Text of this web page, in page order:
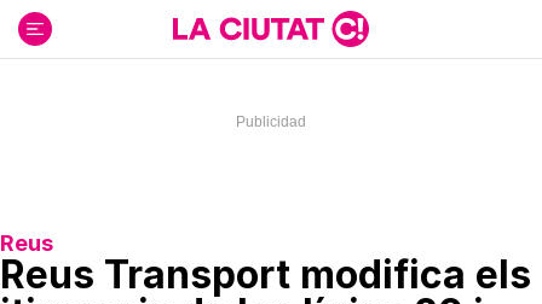
contenido
Reus
Reus Transport modifica els